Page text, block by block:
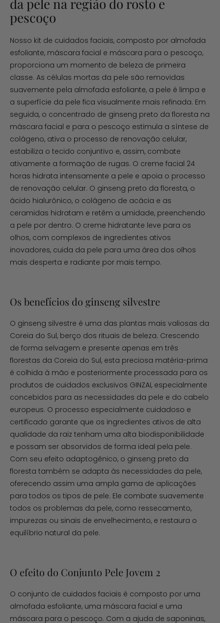
da pele na região do rosto e
pescoço
Nosso kit de cuidados faciais, composto por almofada
esfoliante, máscara facial e máscara para o pescoço,
proporciona um momento de beleza de primeira
classe. As células mortas da pele são removidas
suavemente pela almofada esfoliante, a pele é limpa e
a superfície da pele fica visualmente mais refinada. Em
seguida, o concentrado de ginseng preto da floresta na
máscara facial e para o pescoço estimula a síntese de
colágeno, ativa o processo de renovação celular,
estabiliza o tecido conjuntivo e, assim, combate
ativamente a formação de rugas. O creme facial 24
horas hidrata intensamente a pele e apoia o processo
de renovação celular. O ginseng preto da floresta, o
ácido hialurônico, o colágeno de acácia e as
ceramidas hidratam e retêm a umidade, preenchendo
a pele por dentro. O creme hidratante leve para os
olhos, com complexos de ingredientes ativos
inovadores, cuida da pele para uma área dos olhos
mais desperta e radiante por mais tempo.
Os benefícios do ginseng silvestre
O ginseng silvestre é uma das plantas mais valiosas da
Coreia do Sul, berço dos rituais de beleza. Crescendo
de forma selvagem e presente apenas em três
florestas da Coreia do Sul, esta preciosa matéria-prima
é colhida à mão e posteriormente processada para os
produtos de cuidados exclusivos GINZAI, especialmente
concebidos para as necessidades da pele e do cabelo
europeus. O processo especialmente cuidadoso e
certificado garante que os ingredientes ativos de alta
qualidade da raiz tenham uma alta biodisponibilidade
e possam ser absorvidos de forma ideal pela pele.
Com seu efeito adaptogênico, o ginseng preto da
floresta também se adapta às necessidades da pele,
oferecendo assim uma ampla gama de aplicações
para todos os tipos de pele. Ele combate suavemente
todos os problemas da pele, como ressecamento,
impurezas ou sinais de envelhecimento, e restaura o
equilíbrio natural da pele.
O efeito do Conjunto Pele Jovem 2
O conjunto de cuidados faciais é composto por uma
almofada esfoliante, uma máscara facial e uma
máscara para o pescoço. Com a ajuda de saponinas,